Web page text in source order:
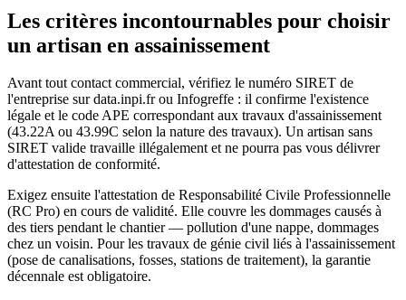
Les critères incontournables pour choisir
un artisan en assainissement
Avant tout contact commercial, vérifiez le numéro SIRET de
l'entreprise sur data.inpi.fr ou Infogreffe : il confirme l'existence
légale et le code APE correspondant aux travaux d'assainissement
(43.22A ou 43.99C selon la nature des travaux). Un artisan sans
SIRET valide travaille illégalement et ne pourra pas vous délivrer
d'attestation de conformité.
Exigez ensuite l'attestation de Responsabilité Civile Professionnelle
(RC Pro) en cours de validité. Elle couvre les dommages causés à
des tiers pendant le chantier — pollution d'une nappe, dommages
chez un voisin. Pour les travaux de génie civil liés à l'assainissement
(pose de canalisations, fosses, stations de traitement), la garantie
décennale est obligatoire.